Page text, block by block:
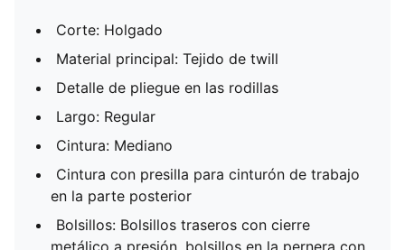
Corte: Holgado
Material principal: Tejido de twill
Detalle de pliegue en las rodillas
Largo: Regular
Cintura: Mediano
Cintura con presilla para cinturón de trabajo
en la parte posterior
Bolsillos: Bolsillos traseros con cierre
metálico a presión, bolsillos en la pernera con